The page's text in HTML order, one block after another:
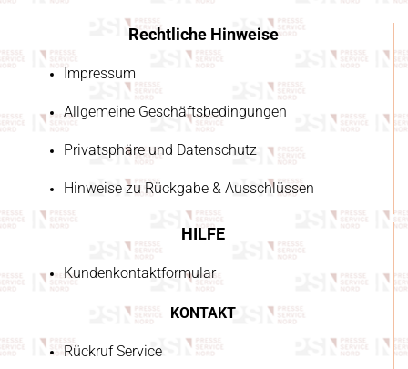
Rechtliche Hinweise
Impressum
Allgemeine Geschäftsbedingungen
Privatsphäre und Datenschutz
Hinweise zu Rückgabe & Ausschlüssen
HILFE
Kundenkontaktformular
KONTAKT
Rückruf Service